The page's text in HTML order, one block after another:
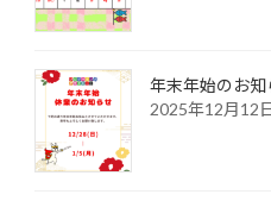
年末年始のお知
2025年12月12